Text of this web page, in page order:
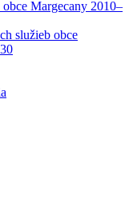
Margecany 2010–
služieb obce